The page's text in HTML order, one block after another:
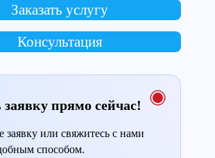
Заказать услугу
Консультация
заявку прямо сейчас!
заявку или свяжитесь с нами
способом.